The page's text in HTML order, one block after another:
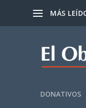
MÁS
DONATIVOS